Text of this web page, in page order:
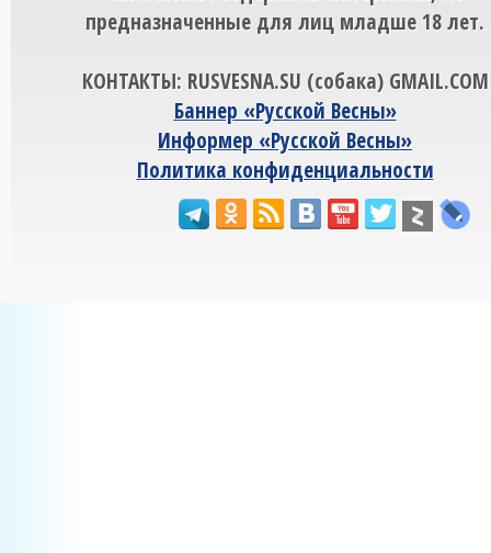
предназначенные для лиц младше 18 лет.
КОНТАКТЫ: RUSVESNA.SU (собака) GMAIL.COM
Баннер «Русской Весны»
Информер «Русской Весны»
Политика конфиденциальности